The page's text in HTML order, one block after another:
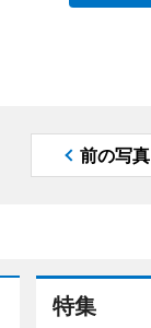
前の写真
特集